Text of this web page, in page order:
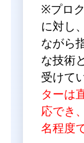
※プロ
に対し
ながら
な技術
受けて
ターは
応でき
名程度